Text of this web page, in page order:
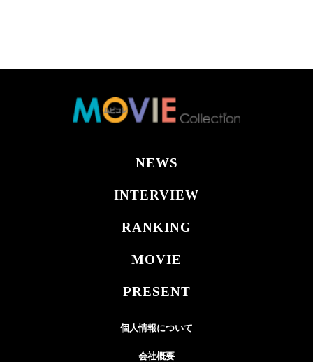
NEWS
INTERVIEW
RANKING
MOVIE
PRESENT
個人情報について
会社概要